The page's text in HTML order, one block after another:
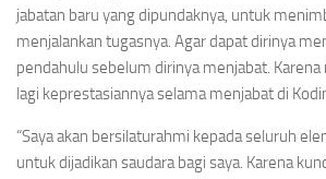
jabatan baru yang dipundaknya, untuk
menjalankan tugasnya. Agar dapat dirinya
pendahulu sebelum dirinya menjabat.
lagi keprestasiannya selama menjabat di
“Saya akan bersilaturahmi kepada seluruh
untuk dijadikan saudara bagi saya. Karena